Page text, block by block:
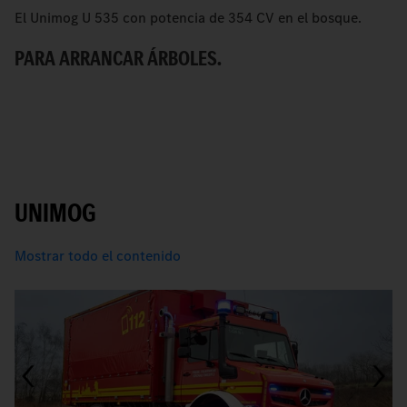
El Unimog U 535 con potencia de 354 CV en el bosque.
PARA ARRANCAR ÁRBOLES.
UNIMOG
Mostrar todo el contenido